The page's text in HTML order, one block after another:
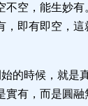
不空，能生妙
，即有即空，
的時候，就是
實有，而是圓